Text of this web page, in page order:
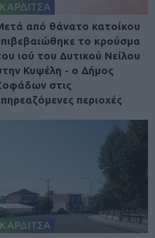
ΚΑΡΔΙΤΣΑ
από θάνατο κατοίκου
το κρούσμα
ιού του Δυτικού Νείλου
Κυψέλη - ο Δήμος
στις
περιοχές
ΚΑΡΔΙΤΣΑ